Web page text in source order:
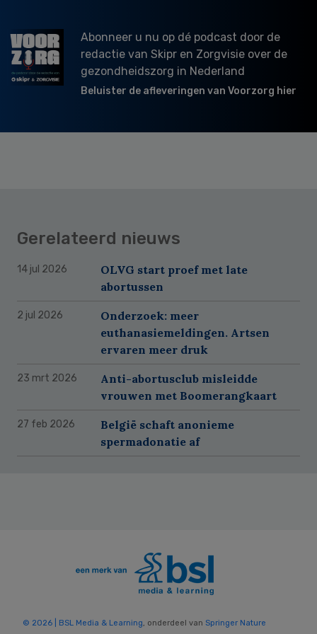
Abonneer u nu op dé podcast door de
redactie van Skipr en Zorgvisie over de
gezondheidszorg in Nederland
Beluister de afleveringen van Voorzorg hier
Gerelateerd nieuws
14 jul 2026
OLVG start proef met late
abortussen
2 jul 2026
Onderzoek: meer
euthanasiemeldingen. Artsen
ervaren meer druk
23 mrt 2026
Anti-abortusclub misleidde
vrouwen met Boomerangkaart
27 feb 2026
België schaft anonieme
spermadonatie af
© 2026 | BSL Media & Learning, onderdeel van Springer Nature